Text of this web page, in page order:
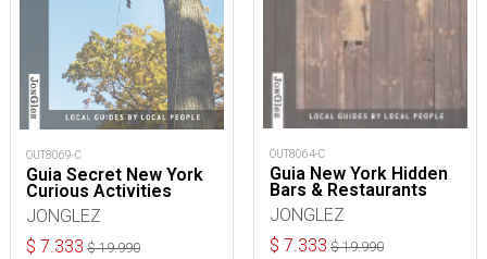
OUT8069-C
Guia Secret New York
Curious Activities
JONGLEZ
$ 7.333 $19.990
OUT8064-C
Guia New York Hidden
Bars & Restaurants
JONGLEZ
$ 7.333 $19.990